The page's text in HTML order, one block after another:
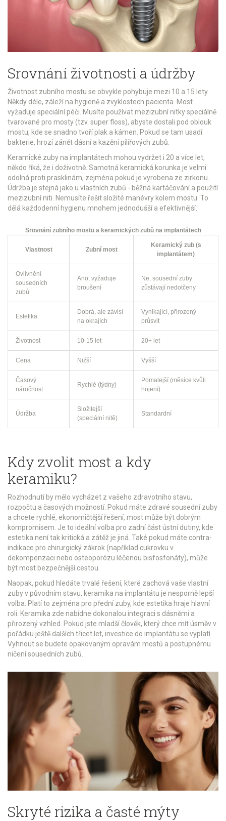
Srovnání životnosti a údržby
Životnost zubního mostu se obvykle pohybuje mezi 10 a 15 lety.
Někdy déle, záleží na hygieně a zvyklostech pacienta. Most
vyžaduje speciální péči. Musíte používat mezizubní nitky speciálně
tvarované pro mosty (tzv. super floss), abyste dostali pod oblouk
mostu, kde se snadno tvoří plak a kámen. Pokud se tam usadí
bakterie, hrozí zánět dásní a kazění pilířových zubů.
Keramické zuby na implantátech mohou vydržet i 20 a více let,
někdo říká, že i doživotně. Samotná keramická korunka je velmi
odolná proti prasklinám, zejména pokud je vyrobena ze zirkonu.
Údržba je stejná jako u vlastních zubů - běžná kartáčování a použití
mezizubní niti. Nemusíte řešit složité manévry kolem mostu. To
dělá každodenní hygienu mnohem jednodušší a efektivnější.
Srovnání zubního mostu a keramických zubů na implantátech
Vlastnost Zubní most
Keramický zub (s
implantátem)
Ovlivnění
sousedních
zubů
Ano, vyžaduje
broušení
Ne, sousední zuby
zůstávají nedotčeny
Estetika
Dobrá, ale závisí
na okrajích
Vynikající, přirozený
průsvit
Životnost 10-15 let 20+ let
Cena Nižší Vyšší
Časový
náročnost
Rychlé (týdny)
Pomalejší (měsíce kvůli
hojení)
Údržba
Složitejší
(speciální nitě)
Standardní
Kdy zvolit most a kdy
keramiku?
Rozhodnutí by mělo vycházet z vašeho zdravotního stavu,
rozpočtu a časových možností. Pokud máte zdravé sousední zuby
a chcete rychlé, ekonomičtější řešení, most může být dobrým
kompromisem. Je to ideální volba pro zadní část ústní dutiny, kde
estetika není tak kritická a zátěž je jiná. Také pokud máte contra-
indikace pro chirurgický zákrok (například cukrovku v
dekompenzaci nebo osteoporózu léčenou bisfosfonáty), může
být most bezpečnější cestou.
Naopak, pokud hledáte trvalé řešení, které zachová vaše vlastní
zuby v původním stavu, keramika na implantátu je nesporně lepší
volba. Platí to zejména pro přední zuby, kde estetika hraje hlavní
roli. Keramika zde nabídne dokonalou integraci s dásněmi a
přirozený vzhled. Pokud jste mladší člověk, který chce mít úsměv v
pořádku ještě dalších třicet let, investice do implantátu se vyplatí.
Vyhnout se budete opakovaným opravám mostů a postupnému
ničení sousedních zubů.
Skryté rizika a časté mýty